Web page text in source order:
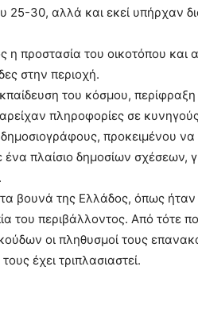
25-30, αλλά και εκεί υπήρχαν
προστασία του οικοτόπου και
στην περιοχή.
του κόσμου, περίφραξη
πληροφορίες σε
προκειμένου
πλαίσιο δημοσίων σχέσεων,
βουνά της Ελλάδος, όπως ήταν
του περιβάλλοντος. Από τότε
οι πληθυσμοί τους
έχει τριπλασιαστεί.